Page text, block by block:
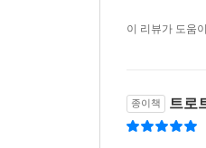
비난으로 인해
찾아내기 위해 노
이 리뷰가 도움
종이책 트로